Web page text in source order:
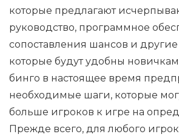
которые предлагают
руководство, программное
сопоставления шансов и
которые будут удобны
бинго в настоящее время
необходимые шаги, которые
больше игроков к игре на
Прежде всего, для любого